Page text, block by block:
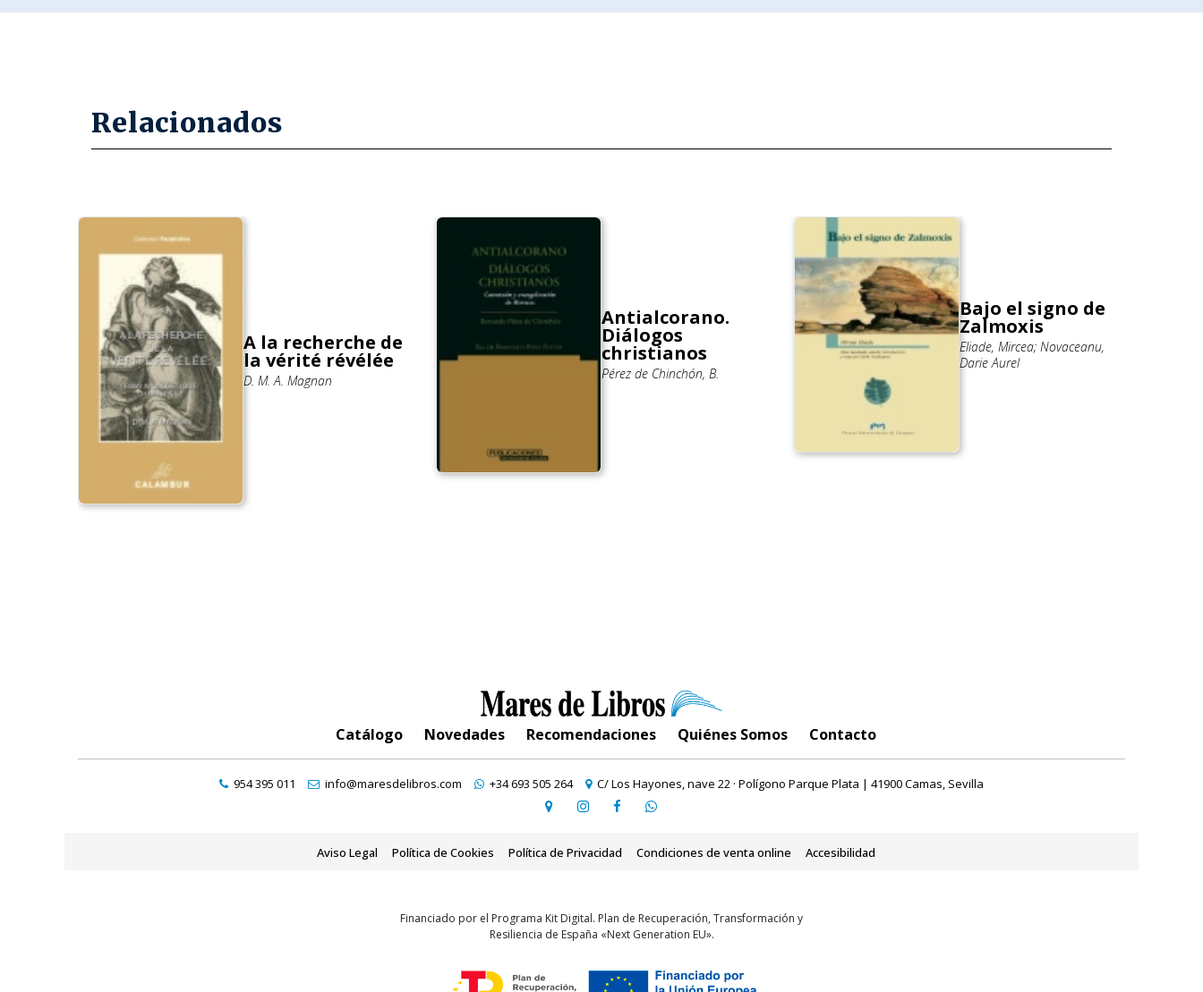
Relacionados
A la recherche de
la vérité révélée
D. M. A. Magnan
Antialcorano.
Diálogos
christianos
Pérez de Chinchón, B.
Bajo el signo de
Zalmoxis
Eliade, Mircea; Novaceanu,
Darie Aurel
Catálogo Novedades Recomendaciones Quiénes Somos Contacto
954 395 011 info@maresdelibros.com +34 693 505 264 C/ Los Hayones, nave 22 · Polígono Parque Plata | 41900 Camas, Sevilla
Aviso Legal Política de Cookies Política de Privacidad Condiciones de venta online Accesibilidad
Financiado por el Programa Kit Digital. Plan de Recuperación, Transformación y
Resiliencia de España «Next Generation EU».